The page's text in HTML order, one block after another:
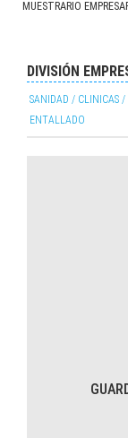
MUESTRARIO
DIVISIÓN
SANIDAD / CLINICAS /
ENTALLADO